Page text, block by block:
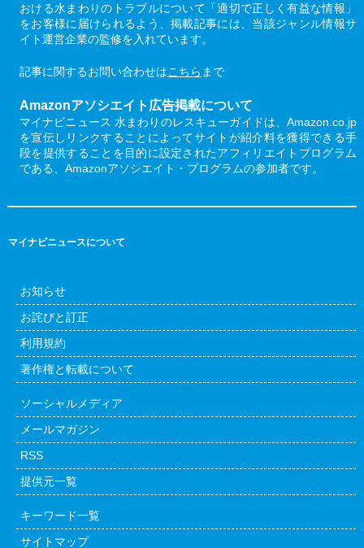
おける水まわりのトラブルについて「適切で正しく有益な情報」
をお客様に届けられるよう、掲載記事には、当該ジャンル情報サ
イト運営企業の監修を入れています。
記事に関するお問い合わせはこちら まで
Amazonアソシエイト広告掲載について
マイナビニュース 水まわりのレスキューガイドは、Amazon.co.jp
を宣伝しリンクすることによってサイトが紹介料を獲得できる手
段を提供することを目的に設定されたアフィリエイトプログラム
である、Amazonアソシエイト・プログラムの参加者です。
マイナビニュースについて
お知らせ
お詫びと訂正
利用規約
著作権と転載について
ソーシャルメディア
メールマガジン
RSS
提供元一覧
キーワード一覧
サイトマップ